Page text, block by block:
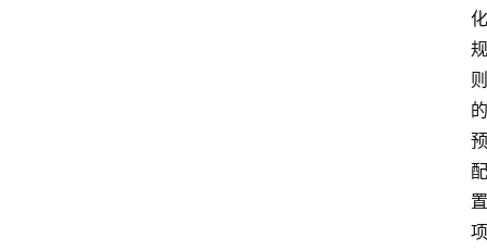
化
规
则
的
预
配
置
项